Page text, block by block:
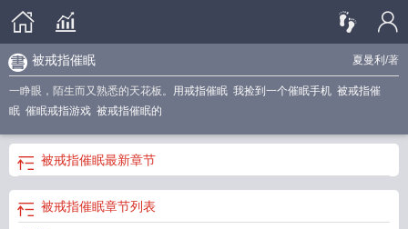
夏曼利 /著
被戒指催眠
一睁眼，陌生而又熟悉的天花板。 用戒指催眠 我捡到一个催眠手机 被戒指催
眠 催眠戒指游戏 被戒指催眠的
被戒指催眠最新章节
被戒指催眠章节列表